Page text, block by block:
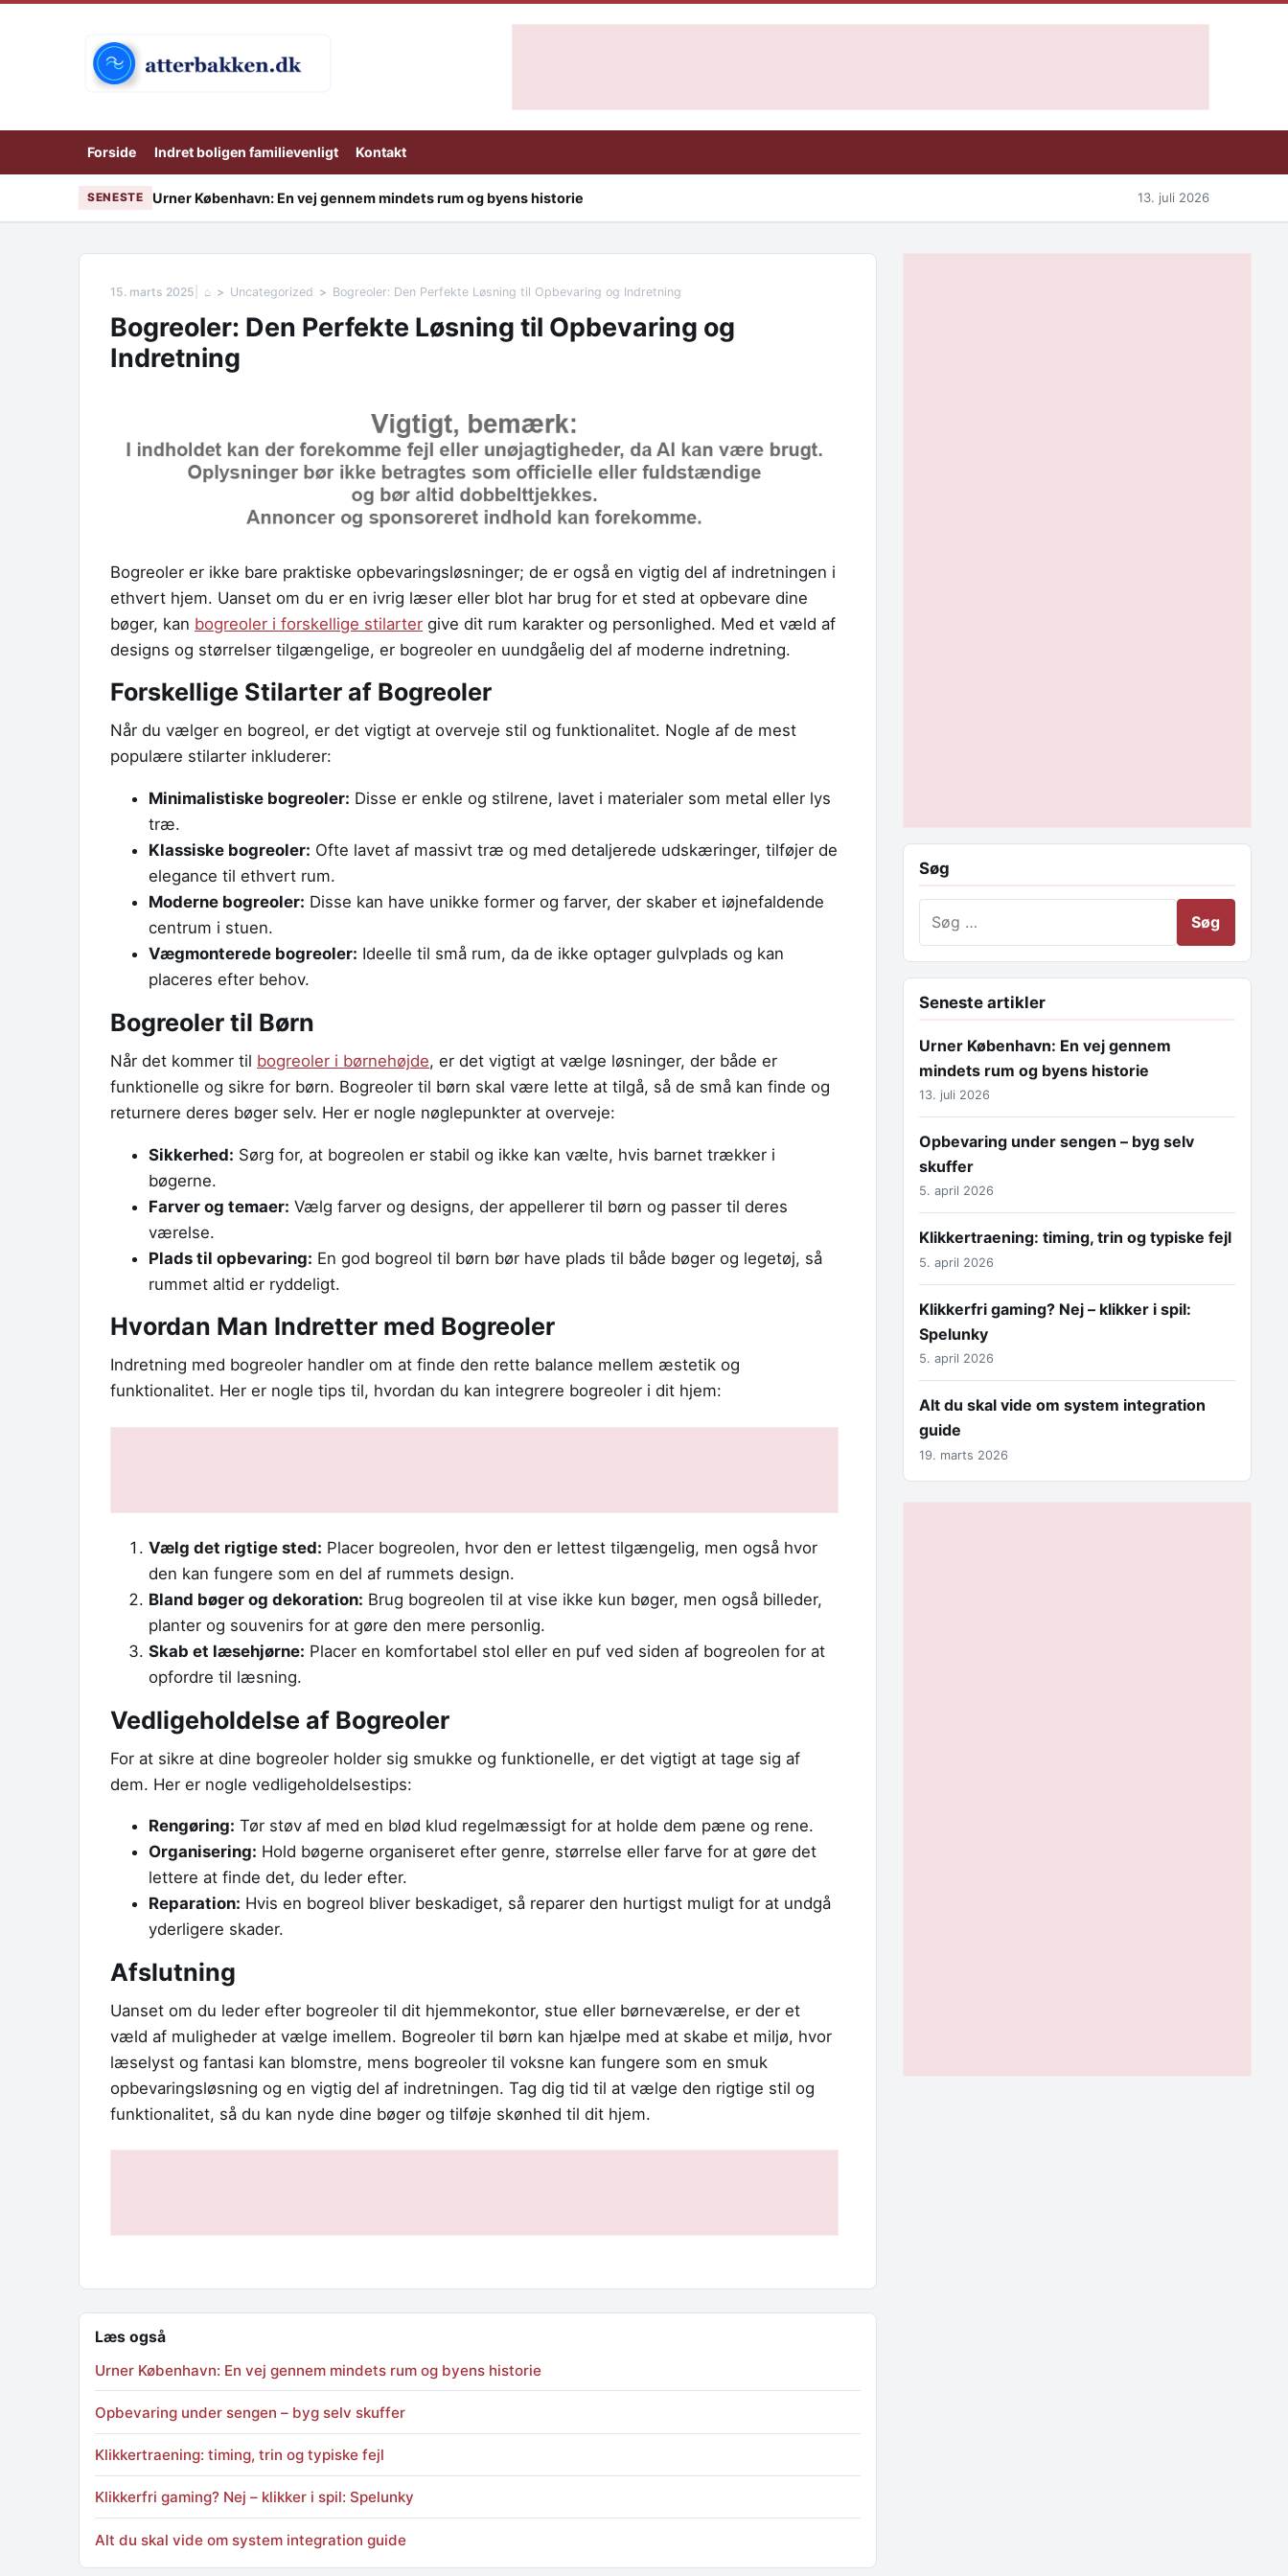
Forside Indret boligen familievenligt Kontakt
SENESTE Urner København: En vej gennem mindets rum og byens historie 13. juli 2026
15. marts 2025 ⌂ Uncategorized Bogreoler: Den Perfekte Løsning til Opbevaring og Indretning
Bogreoler: Den Perfekte Løsning til Opbevaring og
Indretning
Bogreoler er ikke bare praktiske opbevaringsløsninger; de er også en vigtig del af indretningen i
ethvert hjem. Uanset om du er en ivrig læser eller blot har brug for et sted at opbevare dine
bøger, kan bogreoler i forskellige stilarter give dit rum karakter og personlighed. Med et væld af
designs og størrelser tilgængelige, er bogreoler en uundgåelig del af moderne indretning.
Forskellige Stilarter af Bogreoler
Når du vælger en bogreol, er det vigtigt at overveje stil og funktionalitet. Nogle af de mest
populære stilarter inkluderer:
Minimalistiske bogreoler: Disse er enkle og stilrene, lavet i materialer som metal eller lys
træ.
Klassiske bogreoler: Ofte lavet af massivt træ og med detaljerede udskæringer, tilføjer de
elegance til ethvert rum.
Moderne bogreoler: Disse kan have unikke former og farver, der skaber et iøjnefaldende
centrum i stuen.
Vægmonterede bogreoler: Ideelle til små rum, da de ikke optager gulvplads og kan
placeres efter behov.
Bogreoler til Børn
Når det kommer til bogreoler i børnehøjde, er det vigtigt at vælge løsninger, der både er
funktionelle og sikre for børn. Bogreoler til børn skal være lette at tilgå, så de små kan finde og
returnere deres bøger selv. Her er nogle nøglepunkter at overveje:
Sikkerhed: Sørg for, at bogreolen er stabil og ikke kan vælte, hvis barnet trækker i
bøgerne.
Farver og temaer: Vælg farver og designs, der appellerer til børn og passer til deres
værelse.
Plads til opbevaring: En god bogreol til børn bør have plads til både bøger og legetøj, så
rummet altid er ryddeligt.
Hvordan Man Indretter med Bogreoler
Indretning med bogreoler handler om at finde den rette balance mellem æstetik og
funktionalitet. Her er nogle tips til, hvordan du kan integrere bogreoler i dit hjem:
Vælg det rigtige sted: Placer bogreolen, hvor den er lettest tilgængelig, men også hvor
den kan fungere som en del af rummets design.
Bland bøger og dekoration: Brug bogreolen til at vise ikke kun bøger, men også billeder,
planter og souvenirs for at gøre den mere personlig.
Skab et læsehjørne: Placer en komfortabel stol eller en puf ved siden af bogreolen for at
opfordre til læsning.
Vedligeholdelse af Bogreoler
For at sikre at dine bogreoler holder sig smukke og funktionelle, er det vigtigt at tage sig af
dem. Her er nogle vedligeholdelsestips:
Rengøring: Tør støv af med en blød klud regelmæssigt for at holde dem pæne og rene.
Organisering: Hold bøgerne organiseret efter genre, størrelse eller farve for at gøre det
lettere at finde det, du leder efter.
Reparation: Hvis en bogreol bliver beskadiget, så reparer den hurtigst muligt for at undgå
yderligere skader.
Afslutning
Uanset om du leder efter bogreoler til dit hjemmekontor, stue eller børneværelse, er der et
væld af muligheder at vælge imellem. Bogreoler til børn kan hjælpe med at skabe et miljø, hvor
læselyst og fantasi kan blomstre, mens bogreoler til voksne kan fungere som en smuk
opbevaringsløsning og en vigtig del af indretningen. Tag dig tid til at vælge den rigtige stil og
funktionalitet, så du kan nyde dine bøger og tilføje skønhed til dit hjem.
Læs også
Urner København: En vej gennem mindets rum og byens historie
Opbevaring under sengen – byg selv skuffer
Klikkertraening: timing, trin og typiske fejl
Klikkerfri gaming? Nej – klikker i spil: Spelunky
Alt du skal vide om system integration guide
Søg
Seneste artikler
Urner København: En vej gennem
mindets rum og byens historie
13. juli 2026
Opbevaring under sengen – byg selv
skuffer
5. april 2026
Klikkertraening: timing, trin og typiske fejl
5. april 2026
Klikkerfri gaming? Nej – klikker i spil:
Spelunky
5. april 2026
Alt du skal vide om system integration
guide
19. marts 2026